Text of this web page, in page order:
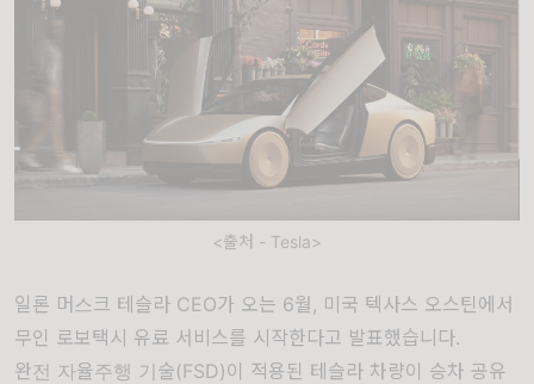
<출처 - Tesla>
일론 머스크 테슬라 CEO가 오는 6월, 미국 텍사스 오스틴에서
무인 로보택시 유료 서비스를 시작한다고 발표했습니다.
완전 자율주행 기술(FSD)이 적용된 테슬라 차량이 승차 공유